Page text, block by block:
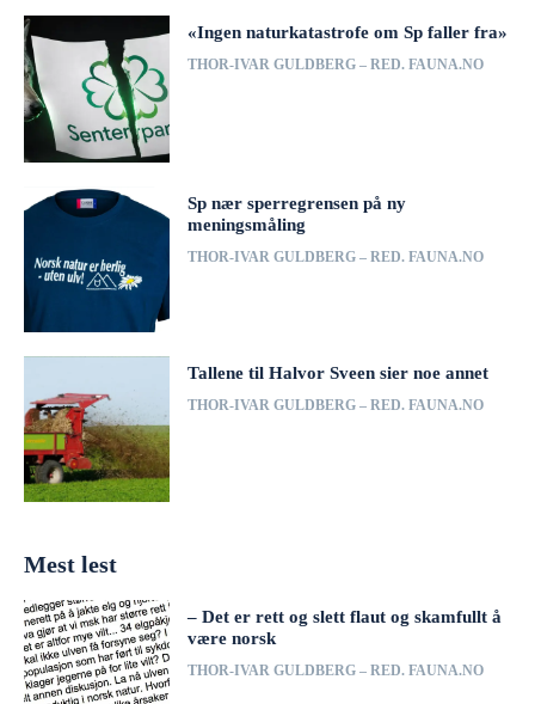
«Ingen naturkatastrofe om Sp faller fra»
THOR-IVAR GULDBERG – RED. FAUNA.NO
Sp nær sperregrensen på ny
meningsmåling
THOR-IVAR GULDBERG – RED. FAUNA.NO
Tallene til Halvor Sveen sier noe annet
THOR-IVAR GULDBERG – RED. FAUNA.NO
Mest lest
– Det er rett og slett flaut og skamfullt å
være norsk
THOR-IVAR GULDBERG – RED. FAUNA.NO